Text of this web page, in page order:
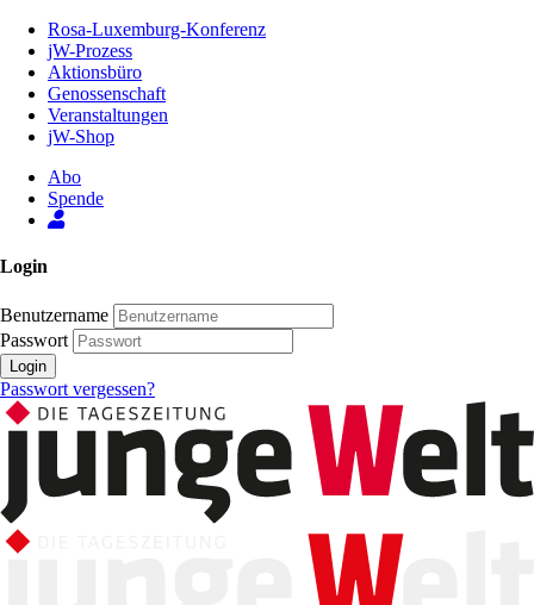
Inhalt
Seite
Rosa-Luxemburg-Konferenz
jW-Prozess
Aktionsbüro
Genossenschaft
Veranstaltungen
jW-Shop
Abo
Spende
Login
Benutzername
Passwort
Login
Passwort vergessen?